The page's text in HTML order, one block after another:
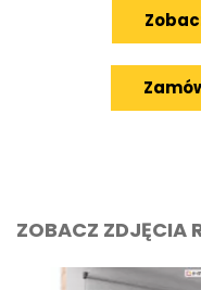
ZOBACZ ZDJĘCIA